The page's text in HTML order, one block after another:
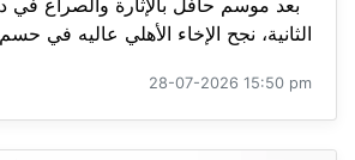
الثانية، نجح الإخاء الأهلي عاليه في
28-07-2026 15:50 pm